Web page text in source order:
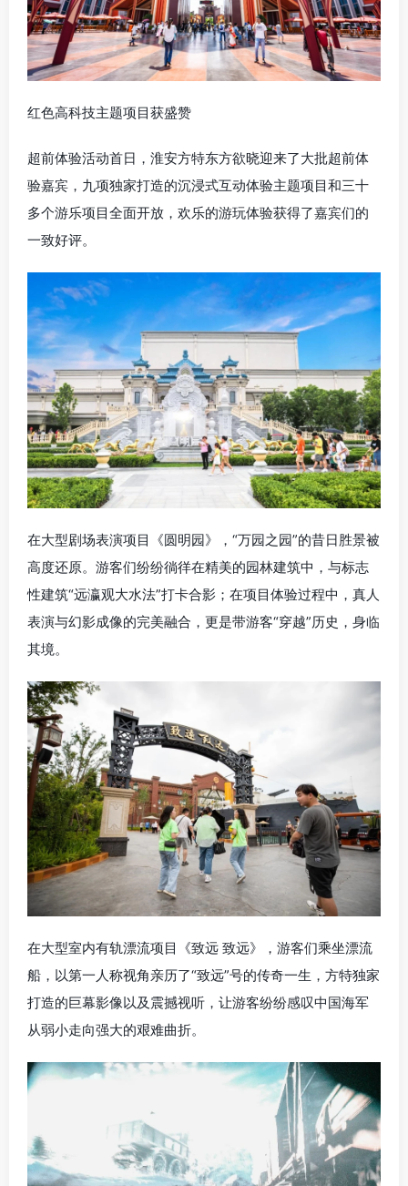
红色高科技主题项目获盛赞
超前体验活动首日， 淮安方特东方欲晓迎来了大批超前体
验嘉宾，九项独家打造的沉浸式互动体验主题项目和三十
多个游乐项目全面开放，欢乐的游玩体验获得了嘉宾们的
一致好评。
在大型剧场表演项目《圆明园》，“万园之园”的昔日胜景被
高度还原。游客们纷纷徜徉在精美的园林建筑中，与标志
性建筑“远瀛观大水法”打卡合影；在项目体验过程中，真人
表演与幻影成像的完美融合，更是带游客“穿越”历史，身临
其境。
在大型室内有轨漂流项目《致远 致远》，游客们乘坐漂流
船，以第一人称视角亲历了“致远”号的传奇一生，方特独家
打造的巨幕影像以及震撼视听，让游客纷纷感叹中国海军
从弱小走向强大的艰难曲折。